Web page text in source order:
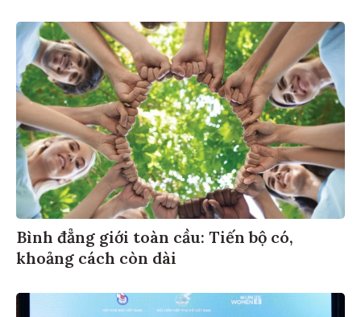
Bình đẳng giới toàn cầu: Tiến bộ có,
khoảng cách còn dài